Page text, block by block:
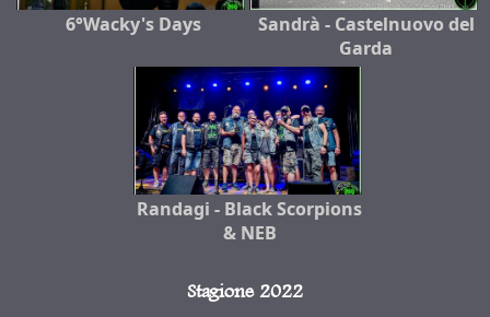
6°Wacky's Days
Sandrà - Castelnuovo del
Garda
Randagi - Black Scorpions
& NEB
Stagione 2022